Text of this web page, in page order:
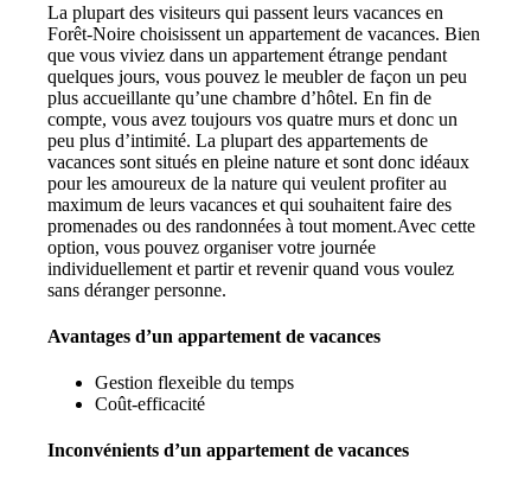
La plupart des visiteurs qui passent leurs vacances en
Forêt-Noire choisissent un appartement de vacances. Bien
que vous viviez dans un appartement étrange pendant
quelques jours, vous pouvez le meubler de façon un peu
plus accueillante qu’une chambre d’hôtel. En fin de
compte, vous avez toujours vos quatre murs et donc un
peu plus d’intimité. La plupart des appartements de
vacances sont situés en pleine nature et sont donc idéaux
pour les amoureux de la nature qui veulent profiter au
maximum de leurs vacances et qui souhaitent faire des
promenades ou des randonnées à tout moment.Avec cette
option, vous pouvez organiser votre journée
individuellement et partir et revenir quand vous voulez
sans déranger personne.
Avantages d’un appartement de vacances
Gestion flexeible du temps
Coût-efficacité
Inconvénients d’un appartement de vacances